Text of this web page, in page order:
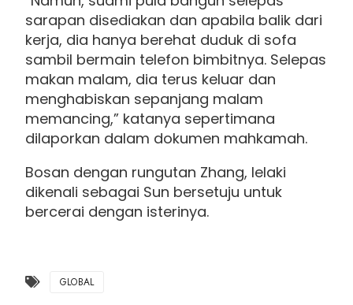
sarapan disediakan dan apabila balik dari
kerja, dia hanya berehat duduk di sofa
sambil bermain telefon bimbitnya. Selepas
makan malam, dia terus keluar dan
menghabiskan sepanjang malam
memancing,” katanya sepertimana
dilaporkan dalam dokumen mahkamah.
Bosan dengan rungutan Zhang, lelaki
dikenali sebagai Sun bersetuju untuk
bercerai dengan isterinya.
GLOBAL